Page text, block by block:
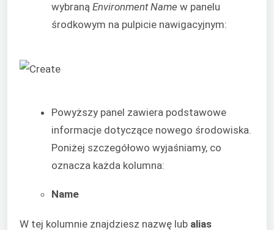
wybraną Environment Name w panelu
środkowym na pulpicie nawigacyjnym:
Powyższy panel zawiera podstawowe
informacje dotyczące nowego środowiska.
Poniżej szczegółowo wyjaśniamy, co
oznacza każda kolumna:
Name
W tej kolumnie znajdziesz nazwę lub alias